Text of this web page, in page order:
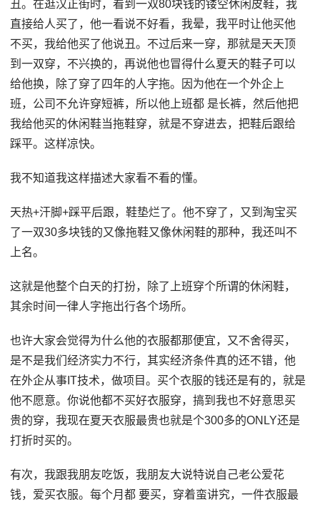
丑。在逛汉正街时，看到一双80块钱的镂空休闲皮鞋，我
直接给人买了，他一看说不好看，我晕，我平时让他买他
不买，我给他买了他说丑。不过后来一穿，那就是天天顶
到一双穿，不兴换的，再说他也冒得什么夏天的鞋子可以
给他换，除了穿了四年的人字拖。因为他在一个外企上
班，公司不允许穿短裤，所以他上班都 是长裤，然后他把
我给他买的休闲鞋当拖鞋穿，就是不穿进去，把鞋后跟给
踩平。这样凉快。
我不知道我这样描述大家看不看的懂。
天热+汗脚+踩平后跟，鞋垫烂了。他不穿了，又到淘宝买
了一双30多块钱的又像拖鞋又像休闲鞋的那种，我还叫不
上名。
这就是他整个白天的打扮，除了上班穿个所谓的休闲鞋，
其余时间一律人字拖出行各个场所。
也许大家会觉得为什么他的衣服都那便宜，又不舍得买，
是不是我们经济实力不行，其实经济条件真的还不错，他
在外企从事IT技术，做项目。买个衣服的钱还是有的，就是
他不愿意。你说他都不买好衣服穿，搞到我也不好意思买
贵的穿，我现在夏天衣服最贵也就是个300多的ONLY还是
打折时买的。
有次，我跟我朋友吃饭，我朋友大说特说自己老公爱花
钱，爱买衣服。每个月都 要买，穿着蛮讲究，一件衣服最